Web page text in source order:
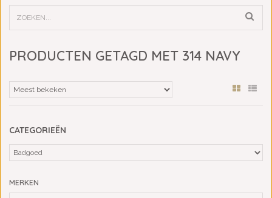
PRODUCTEN GETAGD MET 314 NAVY
CATEGORIEËN
MERKEN